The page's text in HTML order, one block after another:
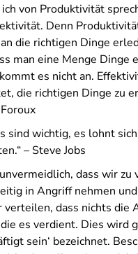
ich von Produktivität
Denn
die richtigen Dinge
man eine Menge Dinge
es nicht an.
die richtigen Dinge zu
sind wichtig, es lohnt
– Steve Jobs
dass wir zu
in Angriff nehmen
verteilen, dass nichts die
es verdient. Dies wird
sein‘ bezeichnet.